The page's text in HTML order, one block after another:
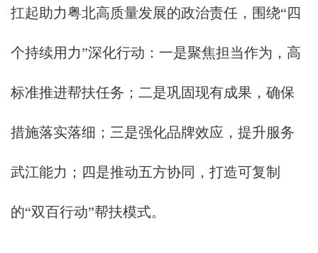
扛起助力粤北高质量发展的政治责任，围绕“四
个持续用力”深化行动：一是聚焦担当作为，高
标准推进帮扶任务；二是巩固现有成果，确保
措施落实落细；三是强化品牌效应，提升服务
武江能力；四是推动五方协同，打造可复制
的“双百行动”帮扶模式。